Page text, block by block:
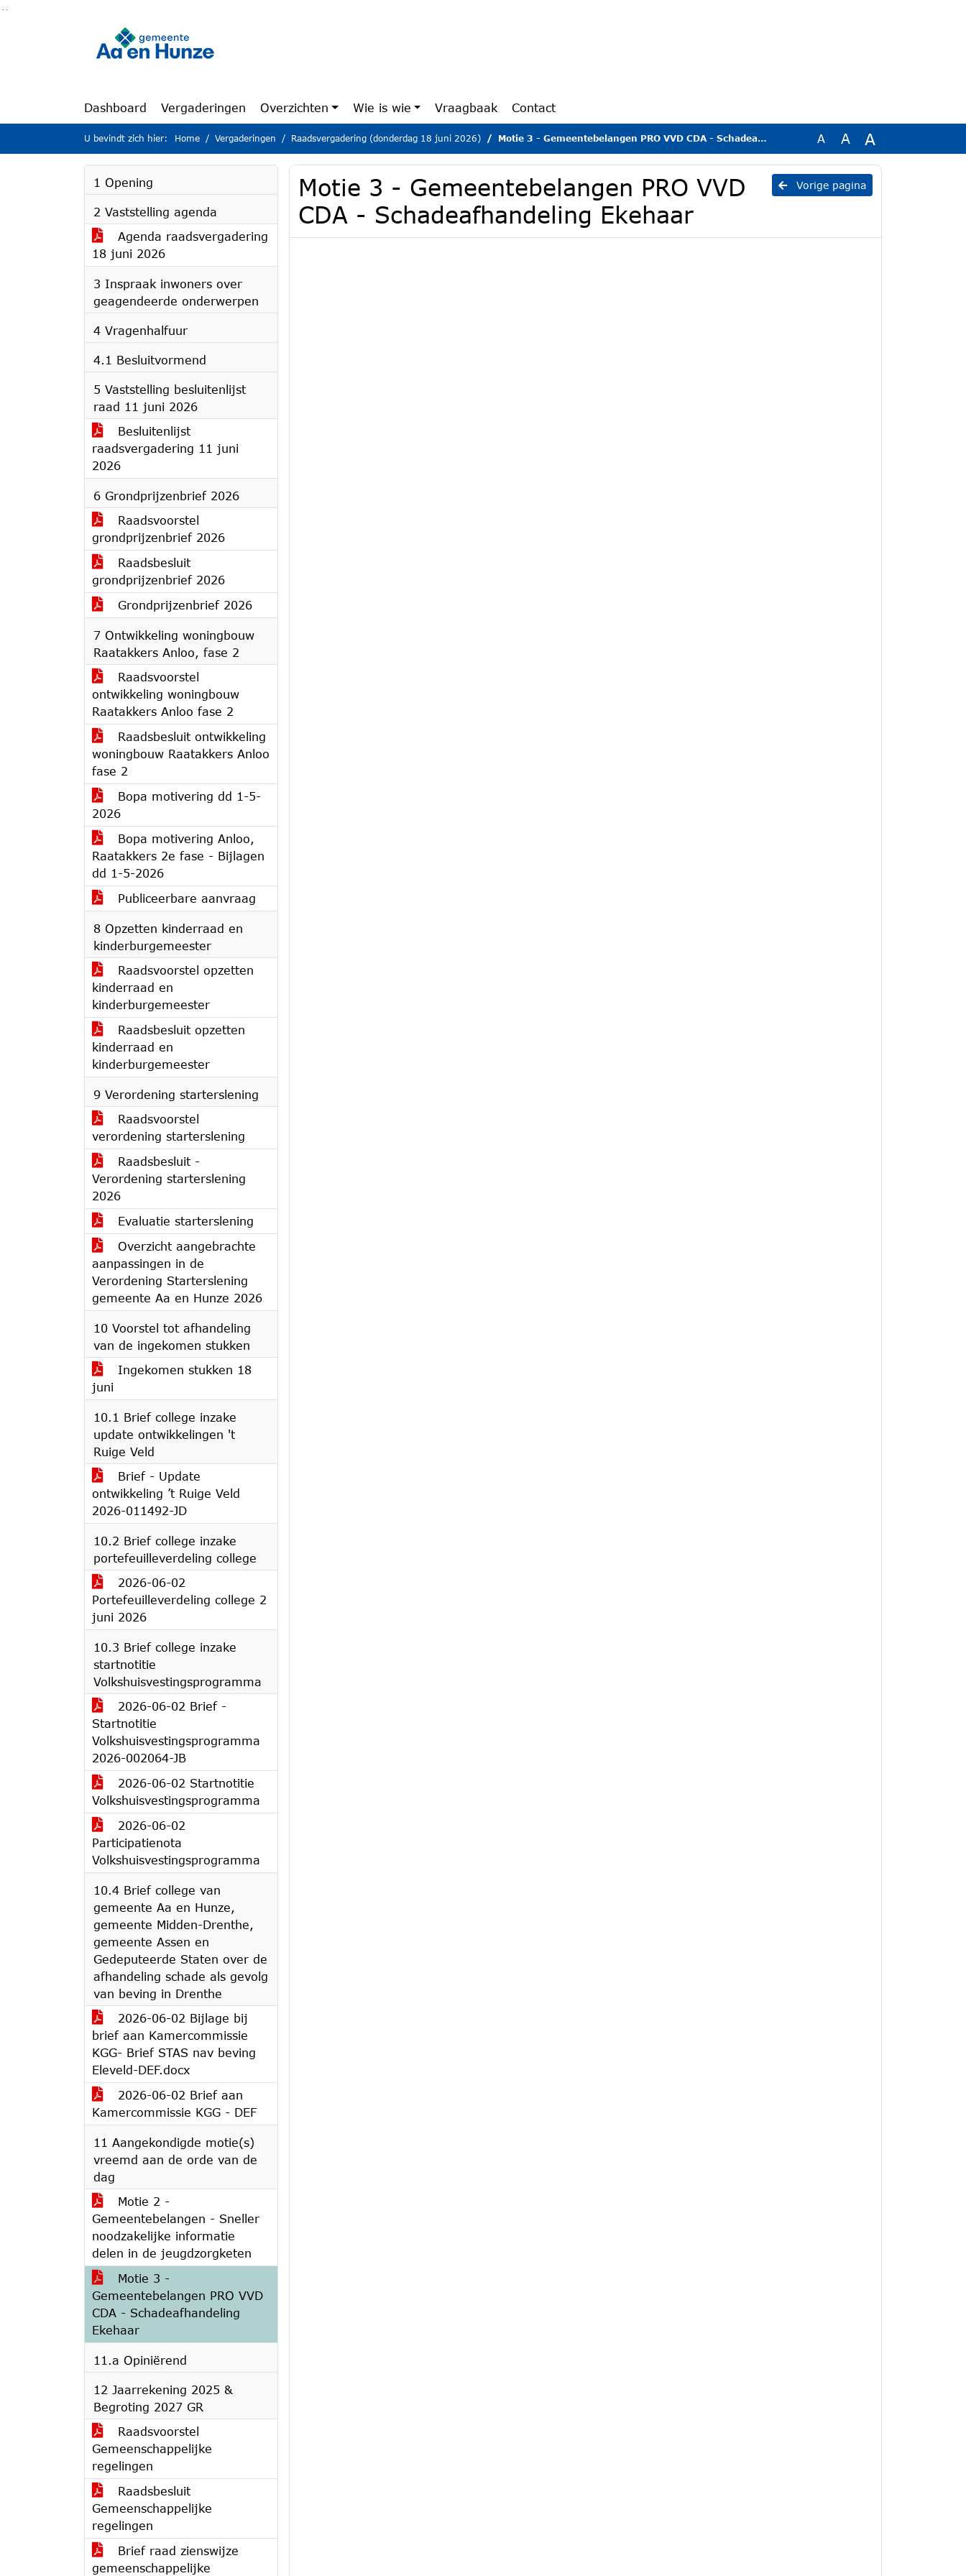
Dashboard Vergaderingen Overzichten Wie is wie Vraagbaak Contact
U bevindt zich hier: Home Vergaderingen Raadsvergadering (donderdag 18 juni 2026) Motie 3 - Gemeentebelangen PRO VVD CDA - Schadeafhandeling Ekehaar A A A
1 Opening
2 Vaststelling agenda
Agenda raadsvergadering
18 juni 2026
3 Inspraak inwoners over
geagendeerde onderwerpen
4 Vragenhalfuur
4.1 Besluitvormend
5 Vaststelling besluitenlijst
raad 11 juni 2026
Besluitenlijst
raadsvergadering 11 juni
2026
6 Grondprijzenbrief 2026
Raadsvoorstel
grondprijzenbrief 2026
Raadsbesluit
grondprijzenbrief 2026
Grondprijzenbrief 2026
7 Ontwikkeling woningbouw
Raatakkers Anloo, fase 2
Raadsvoorstel
ontwikkeling woningbouw
Raatakkers Anloo fase 2
Raadsbesluit ontwikkeling
woningbouw Raatakkers Anloo
fase 2
Bopa motivering dd 1-5-
2026
Bopa motivering Anloo,
Raatakkers 2e fase - Bijlagen
dd 1-5-2026
Publiceerbare aanvraag
8 Opzetten kinderraad en
kinderburgemeester
Raadsvoorstel opzetten
kinderraad en
kinderburgemeester
Raadsbesluit opzetten
kinderraad en
kinderburgemeester
9 Verordening starterslening
Raadsvoorstel
verordening starterslening
Raadsbesluit -
Verordening starterslening
2026
Evaluatie starterslening
Overzicht aangebrachte
aanpassingen in de
Verordening Starterslening
gemeente Aa en Hunze 2026
10 Voorstel tot afhandeling
van de ingekomen stukken
Ingekomen stukken 18
juni
10.1 Brief college inzake
update ontwikkelingen 't
Ruige Veld
Brief - Update
ontwikkeling ’t Ruige Veld
2026-011492-JD
10.2 Brief college inzake
portefeuilleverdeling college
2026-06-02
Portefeuilleverdeling college 2
juni 2026
10.3 Brief college inzake
startnotitie
Volkshuisvestingsprogramma
2026-06-02 Brief -
Startnotitie
Volkshuisvestingsprogramma
2026-002064-JB
2026-06-02 Startnotitie
Volkshuisvestingsprogramma
2026-06-02
Participatienota
Volkshuisvestingsprogramma
10.4 Brief college van
gemeente Aa en Hunze,
gemeente Midden-Drenthe,
gemeente Assen en
Gedeputeerde Staten over de
afhandeling schade als gevolg
van beving in Drenthe
2026-06-02 Bijlage bij
brief aan Kamercommissie
KGG- Brief STAS nav beving
Eleveld-DEF.docx
2026-06-02 Brief aan
Kamercommissie KGG - DEF
11 Aangekondigde motie(s)
vreemd aan de orde van de
dag
Motie 2 -
Gemeentebelangen - Sneller
noodzakelijke informatie
delen in de jeugdzorgketen
Motie 3 -
Gemeentebelangen PRO VVD
CDA - Schadeafhandeling
Ekehaar
11.a Opiniërend
12 Jaarrekening 2025 &
Begroting 2027 GR
Raadsvoorstel
Gemeenschappelijke
regelingen
Raadsbesluit
Gemeenschappelijke
regelingen
Brief raad zienswijze
gemeenschappelijke
Vorige pagina
Motie 3 - Gemeentebelangen PRO VVD
CDA - Schadeafhandeling Ekehaar